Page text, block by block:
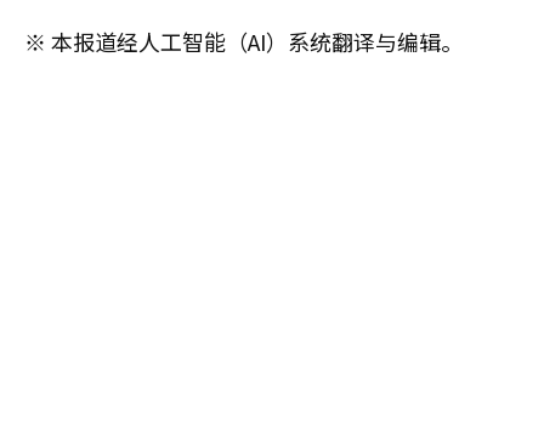
※ 本报道经人工智能（AI）系统翻译与编辑。